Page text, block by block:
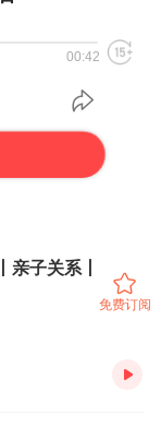
00:42
亲子关系丨
免费订阅